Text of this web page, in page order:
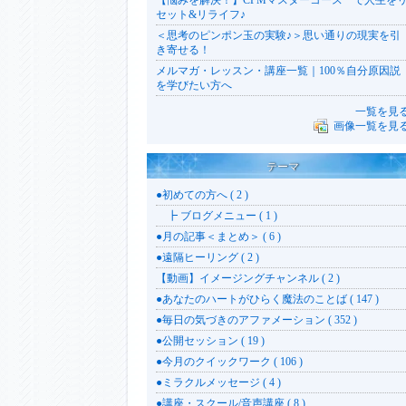
セット&リライフ♪
＜思考のピンポン玉の実験♪＞思い通りの現実を引
き寄せる！
メルマガ・レッスン・講座一覧｜100％自分原因説
を学びたい方へ
一覧を見
画像一覧を見
テーマ
●初めての方へ ( 2 )
┣ ブログメニュー ( 1 )
●月の記事＜まとめ＞ ( 6 )
●遠隔ヒーリング ( 2 )
【動画】イメージングチャンネル ( 2 )
●あなたのハートがひらく魔法のことば ( 147 )
●毎日の気づきのアファメーション ( 352 )
●公開セッション ( 19 )
●今月のクイックワーク ( 106 )
●ミラクルメッセージ ( 4 )